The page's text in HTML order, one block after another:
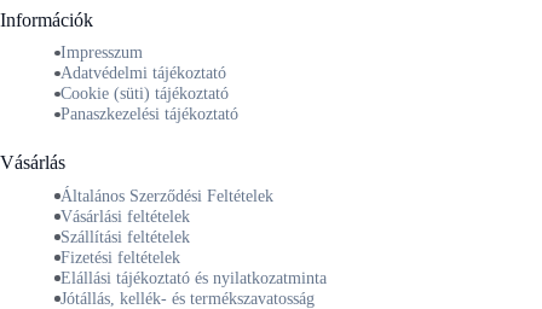
Információk
Impresszum
Adatvédelmi tájékoztató
Cookie (süti) tájékoztató
Panaszkezelési tájékoztató
Vásárlás
Általános Szerződési Feltételek
Vásárlási feltételek
Szállítási feltételek
Fizetési feltételek
Elállási tájékoztató és nyilatkozatminta
Jótállás, kellék- és termékszavatosság